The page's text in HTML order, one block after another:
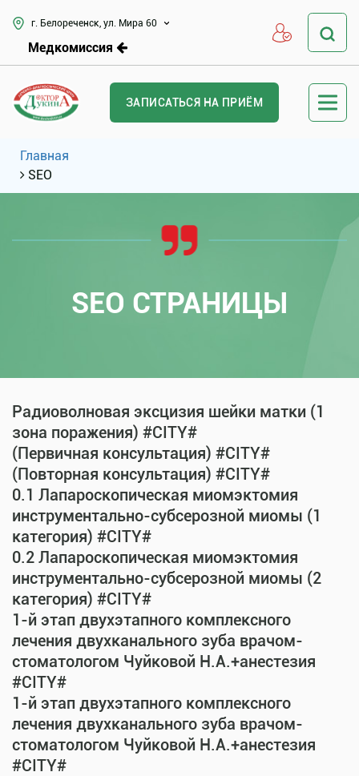
г. Белореченск, ул. Мира 60
Медкомиссия
ЗАПИСАТЬСЯ НА ПРИЁМ
Главная
SEO
SEO СТРАНИЦЫ
Радиоволновая эксцизия шейки матки (1
зона поражения) #CITY#
(Первичная консультация) #CITY#
(Повторная консультация) #CITY#
0.1 Лапароскопическая миомэктомия
инструментально-субсерозной миомы (1
категория) #CITY#
0.2 Лапароскопическая миомэктомия
инструментально-субсерозной миомы (2
категория) #CITY#
1-й этап двухэтапного комплексного
лечения двухканального зуба врачом-
стоматологом Чуйковой Н.А.+анестезия
#CITY#
1-й этап двухэтапного комплексного
лечения двухканального зуба врачом-
стоматологом Чуйковой Н.А.+анестезия
#CITY#